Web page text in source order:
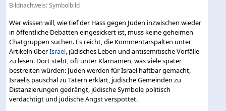
Bildnachweis: Symbolbild
Wer wissen will, wie tief der Hass gegen Juden inzwischen wieder
in öffentliche Debatten eingesickert ist, muss keine geheimen
Chatgruppen suchen. Es reicht, die Kommentarspalten unter
Artikeln überIsrael , jüdisches Leben und antisemitische Vorfälle
zu lesen. Dort steht, oft unter Klarnamen, was viele später
bestreiten würden: Juden werden für Israel haftbar gemacht,
Israelis pauschal zu Tätern erklärt, jüdische Gemeinden zu
Distanzierungen gedrängt, jüdische Symbole politisch
verdächtigt und jüdische Angst verspottet.